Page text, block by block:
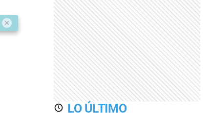
LO ÚLTIMO